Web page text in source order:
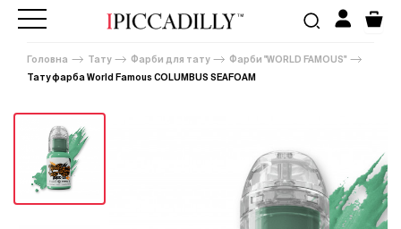
Головна Тату Фарби для тату
Фарби "WORLD FAMOUS"
Тату фарба World Famous COLUMBUS SEAFOAM